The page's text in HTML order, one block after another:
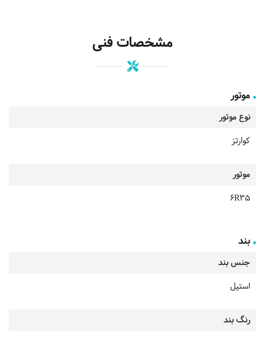
مشخصات فنی
موتور
نوع موتور
کوارتز
موتور
6R35
بند
جنس بند
استیل
رنگ بند